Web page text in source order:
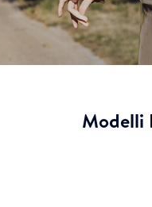
Modelli